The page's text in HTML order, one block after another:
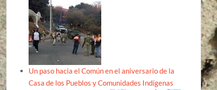
Un paso hacia el Común en el aniversario de la
Casa de los Pueblos y Comunidades Indígenas